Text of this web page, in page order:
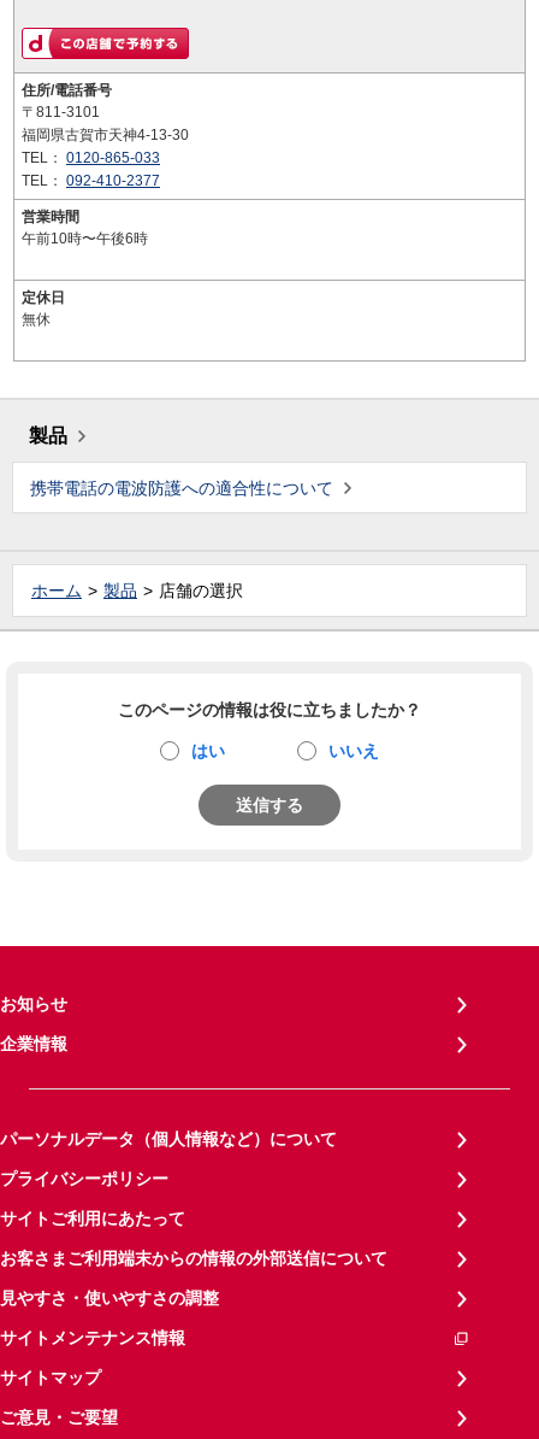
住所/電話番号
〒811-3101
福岡県古賀市天神4-13-30
TEL： 0120-865-033
TEL： 092-410-2377
営業時間
午前10時〜午後6時
定休日
無休
製品
携帯電話の電波防護への適合性について
ホーム 製品 店舗の選択
このページの情報は役に立ちましたか？
はい いいえ
送信する
お知らせ
企業情報
パーソナルデータ（個人情報など）について
プライバシーポリシー
サイトご利用にあたって
お客さまご利用端末からの情報の外部送信について
見やすさ・使いやすさの調整
サイトメンテナンス情報
サイトマップ
ご意見・ご要望